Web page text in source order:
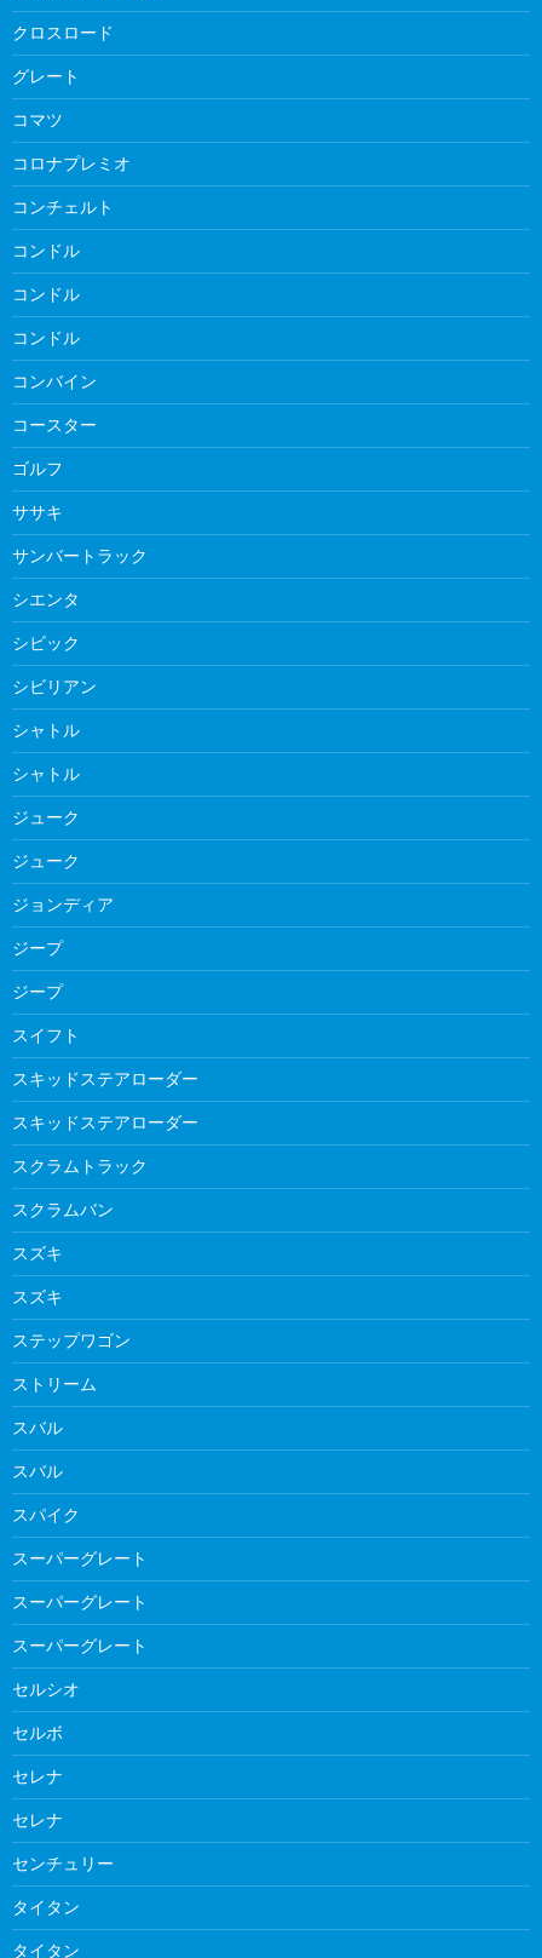
クロスロード
グレート
コマツ
コロナプレミオ
コンチェルト
コンドル
コンドル
コンドル
コンバイン
コースター
ゴルフ
ササキ
サンバートラック
シエンタ
シビック
シビリアン
シャトル
シャトル
ジューク
ジューク
ジョンディア
ジープ
ジープ
スイフト
スキッドステアローダー
スキッドステアローダー
スクラムトラック
スクラムバン
スズキ
スズキ
ステップワゴン
ストリーム
スバル
スバル
スパイク
スーパーグレート
スーパーグレート
スーパーグレート
セルシオ
セルボ
セレナ
セレナ
センチュリー
タイタン
タイタン